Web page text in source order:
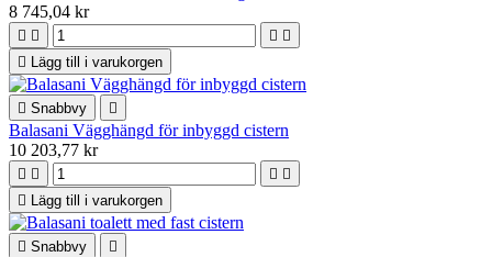
8 745,04 kr
   

Lägg till i varukorgen
 Snabbvy 
Balasani Vägghängd för inbyggd cistern
10 203,77 kr
   

Lägg till i varukorgen
 Snabbvy 